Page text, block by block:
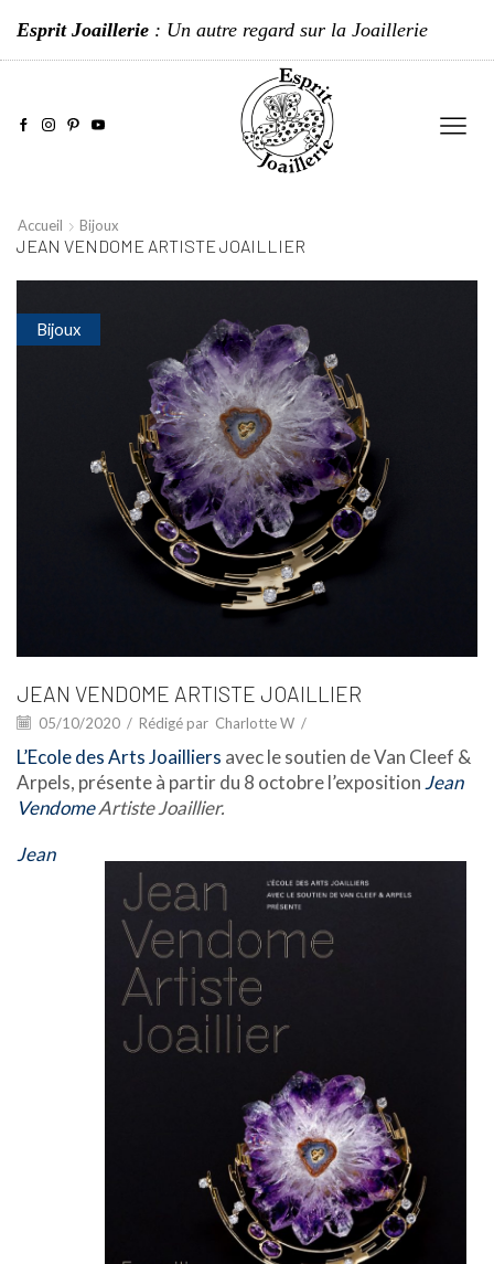
Esprit Joaillerie : Un autre regard sur la Joaillerie
Accueil Bijoux
JEAN VENDOME ARTISTE JOAILLIER
Bijoux
JEAN VENDOME ARTISTE JOAILLIER
05/10/2020 / Rédigé par Charlotte W /
L’Ecole des Arts Joailliers avec le soutien de Van Cleef &
Arpels, présente à partir du 8 octobre l’expositionJean
VendomeArtiste Joaillier.
Jean